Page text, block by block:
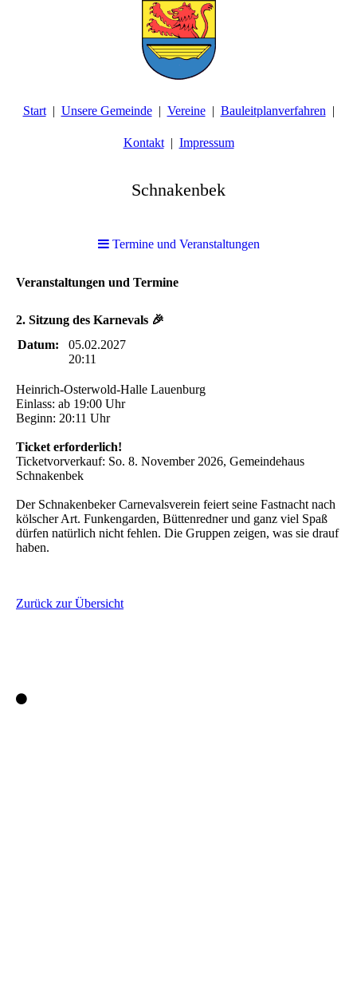
Start Unsere Gemeinde Vereine Bauleitplanverfahren
Kontakt Impressum
Schnakenbek
Termine und Veranstaltungen
Veranstaltungen und Termine
2. Sitzung des Karnevals 🎉
Datum:
05.02.2027
20:11
Heinrich-Osterwold-Halle Lauenburg
Einlass: ab 19:00 Uhr
Beginn: 20:11 Uhr
Ticket erforderlich!
Ticketvorverkauf: So. 8. November 2026, Gemeindehaus
Schnakenbek
Der Schnakenbeker Carnevalsverein feiert seine Fastnacht nach
kölscher Art. Funkengarden, Büttenredner und ganz viel Spaß
dürfen natürlich nicht fehlen. Die Gruppen zeigen, was sie drauf
haben.
Zurück zur Übersicht